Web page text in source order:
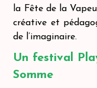
la Fête de la
créative et
de l’imaginaire.
Un festival
Somme